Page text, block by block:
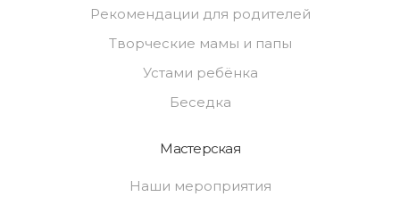
Рекомендации для родителей
Творческие мамы и папы
Устами ребёнка
Беседка
Мастерская
Наши мероприятия